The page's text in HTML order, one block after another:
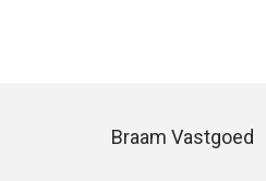
Braam Vastgoed